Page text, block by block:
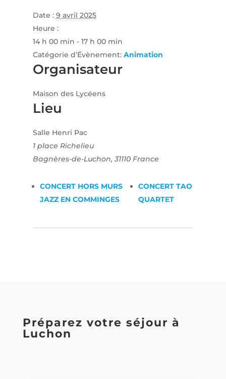
Date : 9 avril 2025
Heure :
14 h 00 min - 17 h 00 min
Catégorie d’Évènement: Animation
Lieu
Salle Henri Pac
1 place Richelieu
Bagnères-de-Luchon, 31110 France
Organisateur
Maison des Lycéens
CONCERT HORS MURS
JAZZ EN COMMINGES
CONCERT TAO
QUARTET
Préparez votre séjour à
Luchon